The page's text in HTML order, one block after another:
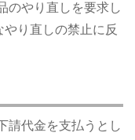
のやり直しを要求し
り直しの禁止に反
請代金を支払うとし